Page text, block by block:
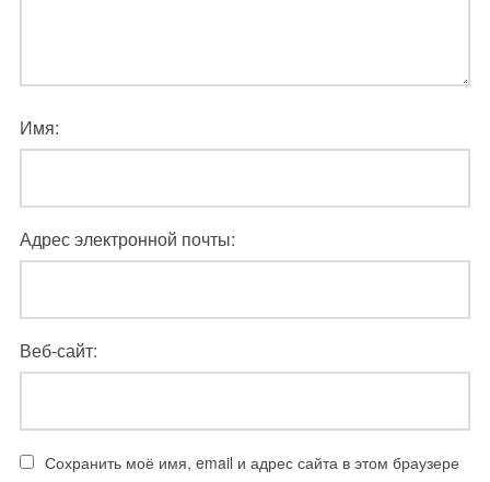
Имя:
Адрес электронной почты:
Веб-сайт:
Сохранить моё имя, email и адрес сайта в этом браузере